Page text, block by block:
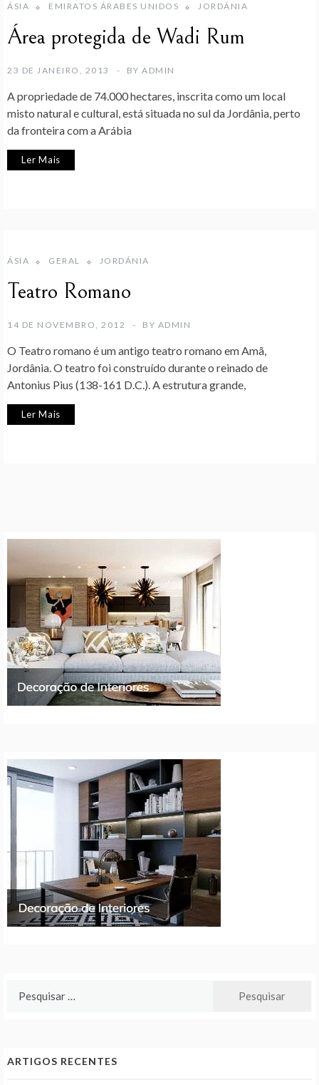
ÁSIA EMIRATOS ÁRABES UNIDOS JORDÁNIA
Área protegida de Wadi Rum
23 DE JANEIRO, 2013 BY ADMIN
A propriedade de 74.000 hectares, inscrita como um local
misto natural e cultural, está situada no sul da Jordânia, perto
da fronteira com a Arábia
Ler Mais
ÁSIA GERAL JORDÁNIA
Teatro Romano
14 DE NOVEMBRO, 2012 BY ADMIN
O Teatro romano é um antigo teatro romano em Amã,
Jordânia. O teatro foi construído durante o reinado de
Antonius Pius (138-161 D.C.). A estrutura grande,
Ler Mais
ARTIGOS RECENTES